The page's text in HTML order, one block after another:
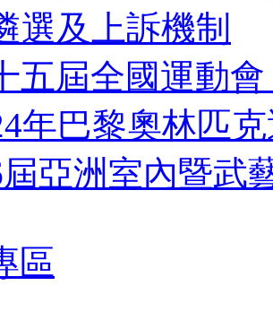
選及上訴機制
五屆全國運動
年巴黎奧林匹
亞洲室內暨武
區